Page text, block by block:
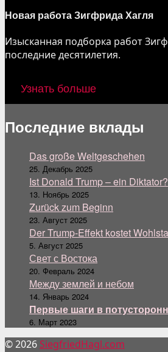
Новая работа Зигфрида Хагля
Изысканная подборка работ
последние десятилетия.
Узнать больше
Последние вклады
Das große Weltgeschehen
25. Декабрь 2025
Ist Donald Trump – ein Diktator?
13. Ноябрь 2025
Zurück zum Beginn
23. Август 2025
Der Trump-Effekt kostet
5. Август 2025
Свет с Востока
20. Февраль 2024
Между землей и небом
14. Январь 2024
Первые шаги в
6. Март 2023
© 2026 SiegfriedHagl.com